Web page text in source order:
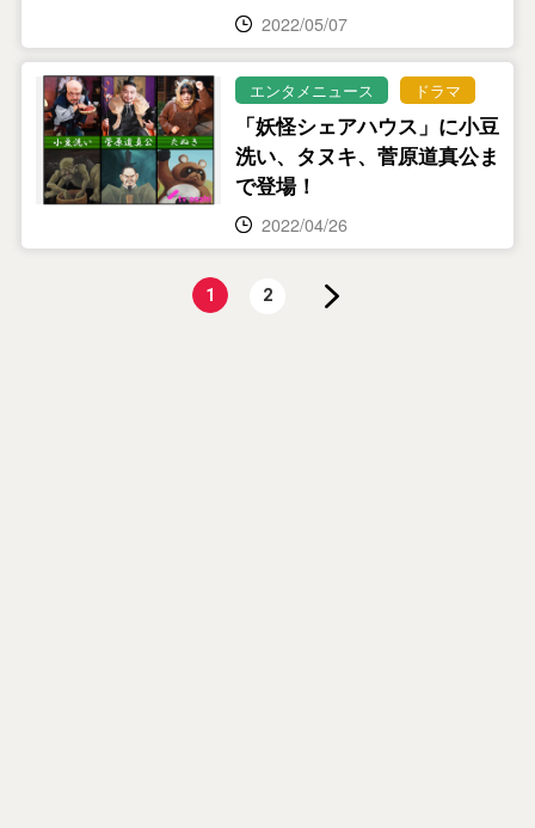
2022/05/07
エンタメニュース ドラマ
「妖怪シェアハウス」に小豆
洗い、タヌキ、菅原道真公ま
で登場！
2022/04/26
1 2